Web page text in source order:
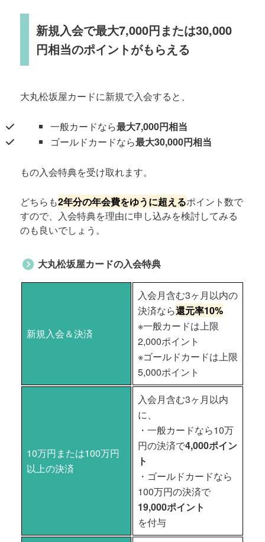
新規入会で最大7,000円または30,000
円相当のポイントがもらえる
大丸松坂屋カードに新規で入会すると、
一般カードなら最大7,000円相当
ゴールドカードなら最大30,000円相当
もの入会特典を受け取れます。
どちらも2年分の年会費をゆうに超えるポイント数で
すので、入会特典を理由に申し込みを検討してみる
のも良いでしょう。
大丸松坂屋カードの入会特典
新規入会＆決済
入会月含む3ヶ月以内の
決済なら還元率10%
※一般カードは上限
2,000ポイント
※ゴールドカードは上限
5,000ポイント
10万円または100万円
以上の決済
入会月含む3ヶ月以内
に、
・一般カードなら10万
円の決済で4,000ポイン
ト
・ゴールドカードなら
100万円の決済で
19,000ポイント
を付与